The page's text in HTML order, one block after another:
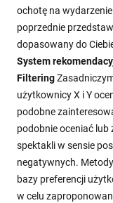
ochotę na
poprzednie
dopasowany do
System
Filtering
użytkownicy X i Y
podobne
podobnie oceniać lub
spektakli w sensie
negatywnych.
bazy preferencji
w celu